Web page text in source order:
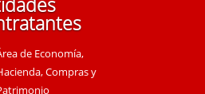
de Economía,
Compras y